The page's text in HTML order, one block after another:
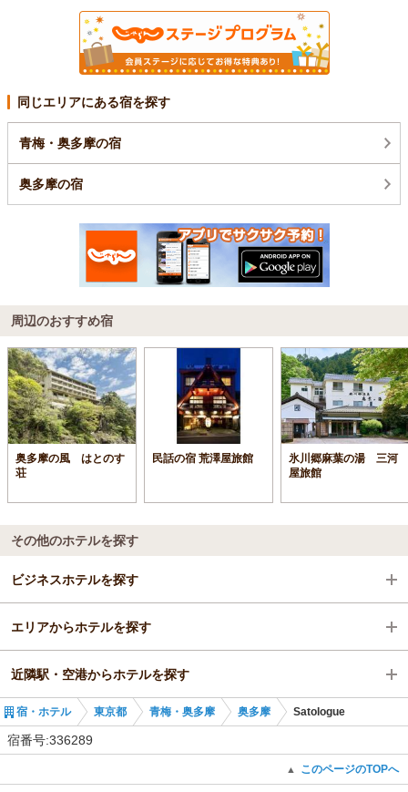
同じエリアにある宿を探す
青梅・奥多摩の宿
奥多摩の宿
周辺のおすすめ宿
奥多摩の風 はとのす
荘
民話の宿 荒澤屋旅館
氷川郷麻葉の湯 三河
屋旅館
その他のホテルを探す
ビジネスホテルを探す
東京都
青梅・奥多摩
奥多摩
エリアからホテルを探す
東京都
青梅・奥多摩
近隣駅・空港からホテルを探す
鳩ノ巣駅
宿・ホテル 東京都 青梅・奥多摩 奥多摩 Satologue
宿番号:336289
▲ このページのTOPへ